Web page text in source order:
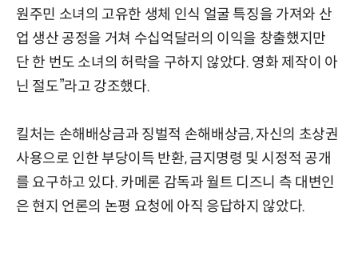
원주민 소녀의 고유한 생체 인식 얼굴 특징을 가져와 산
업 생산 공정을 거쳐 수십억달러의 이익을 창출했지만
단 한 번도 소녀의 허락을 구하지 않았다. 영화 제작이 아
닌 절도”라고 강조했다.
킬처는 손해배상금과 징벌적 손해배상금, 자신의 초상권
사용으로 인한 부당이득 반환, 금지명령 및 시정적 공개
를 요구하고 있다. 카메론 감독과 월트 디즈니 측 대변인
은 현지 언론의 논평 요청에 아직 응답하지 않았다.